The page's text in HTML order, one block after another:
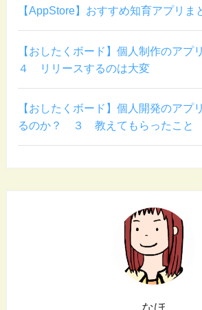
【AppStore】おすすめ知育アプリま
【おしたくボード】個人制作のア
４ リリースするのは大変
【おしたくボード】個人開発のアプ
るのか？ ３ 教えてもらったこと